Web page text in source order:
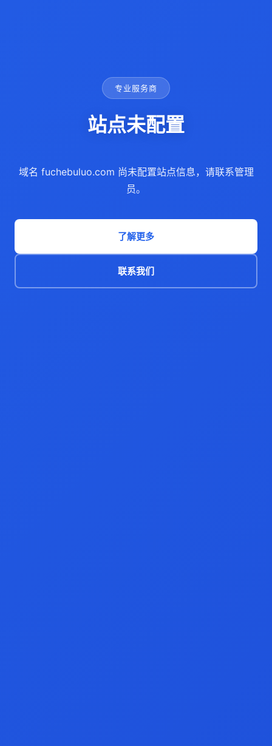
专业服务商
站点未配置
域名 fuchebuluo.com 尚未配置站点信息，请联系管理
员。
了解更多
联系我们